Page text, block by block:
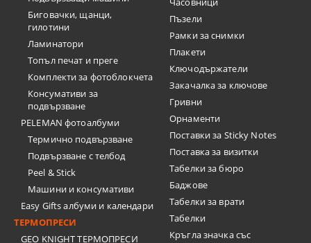
Биговачки, щанци,
гилотини
Ламинатори
Топъл печат и преге
Комплекти за фотоблокчета
Консумативи за
подвързване
PELEMAN фотоалбуми
Термично подвързване
Подвързване с телбод
Peel & Stick
Машини и консумативи
Easy Gifts албуми и календари
ТЕРМОПРЕСИ
GEO KNIGHT ТЕРМОПРЕСИ
Пъзели
Рамки за снимки
Плакети
Ключодържатели
Закачалка за ключове
Гривни
Орнаменти
Поставки за Sticky Notes
Поставка за визитки
Tабелки за бюро
Баджове
Табелки за врати
Табелки
Кръгла значка със